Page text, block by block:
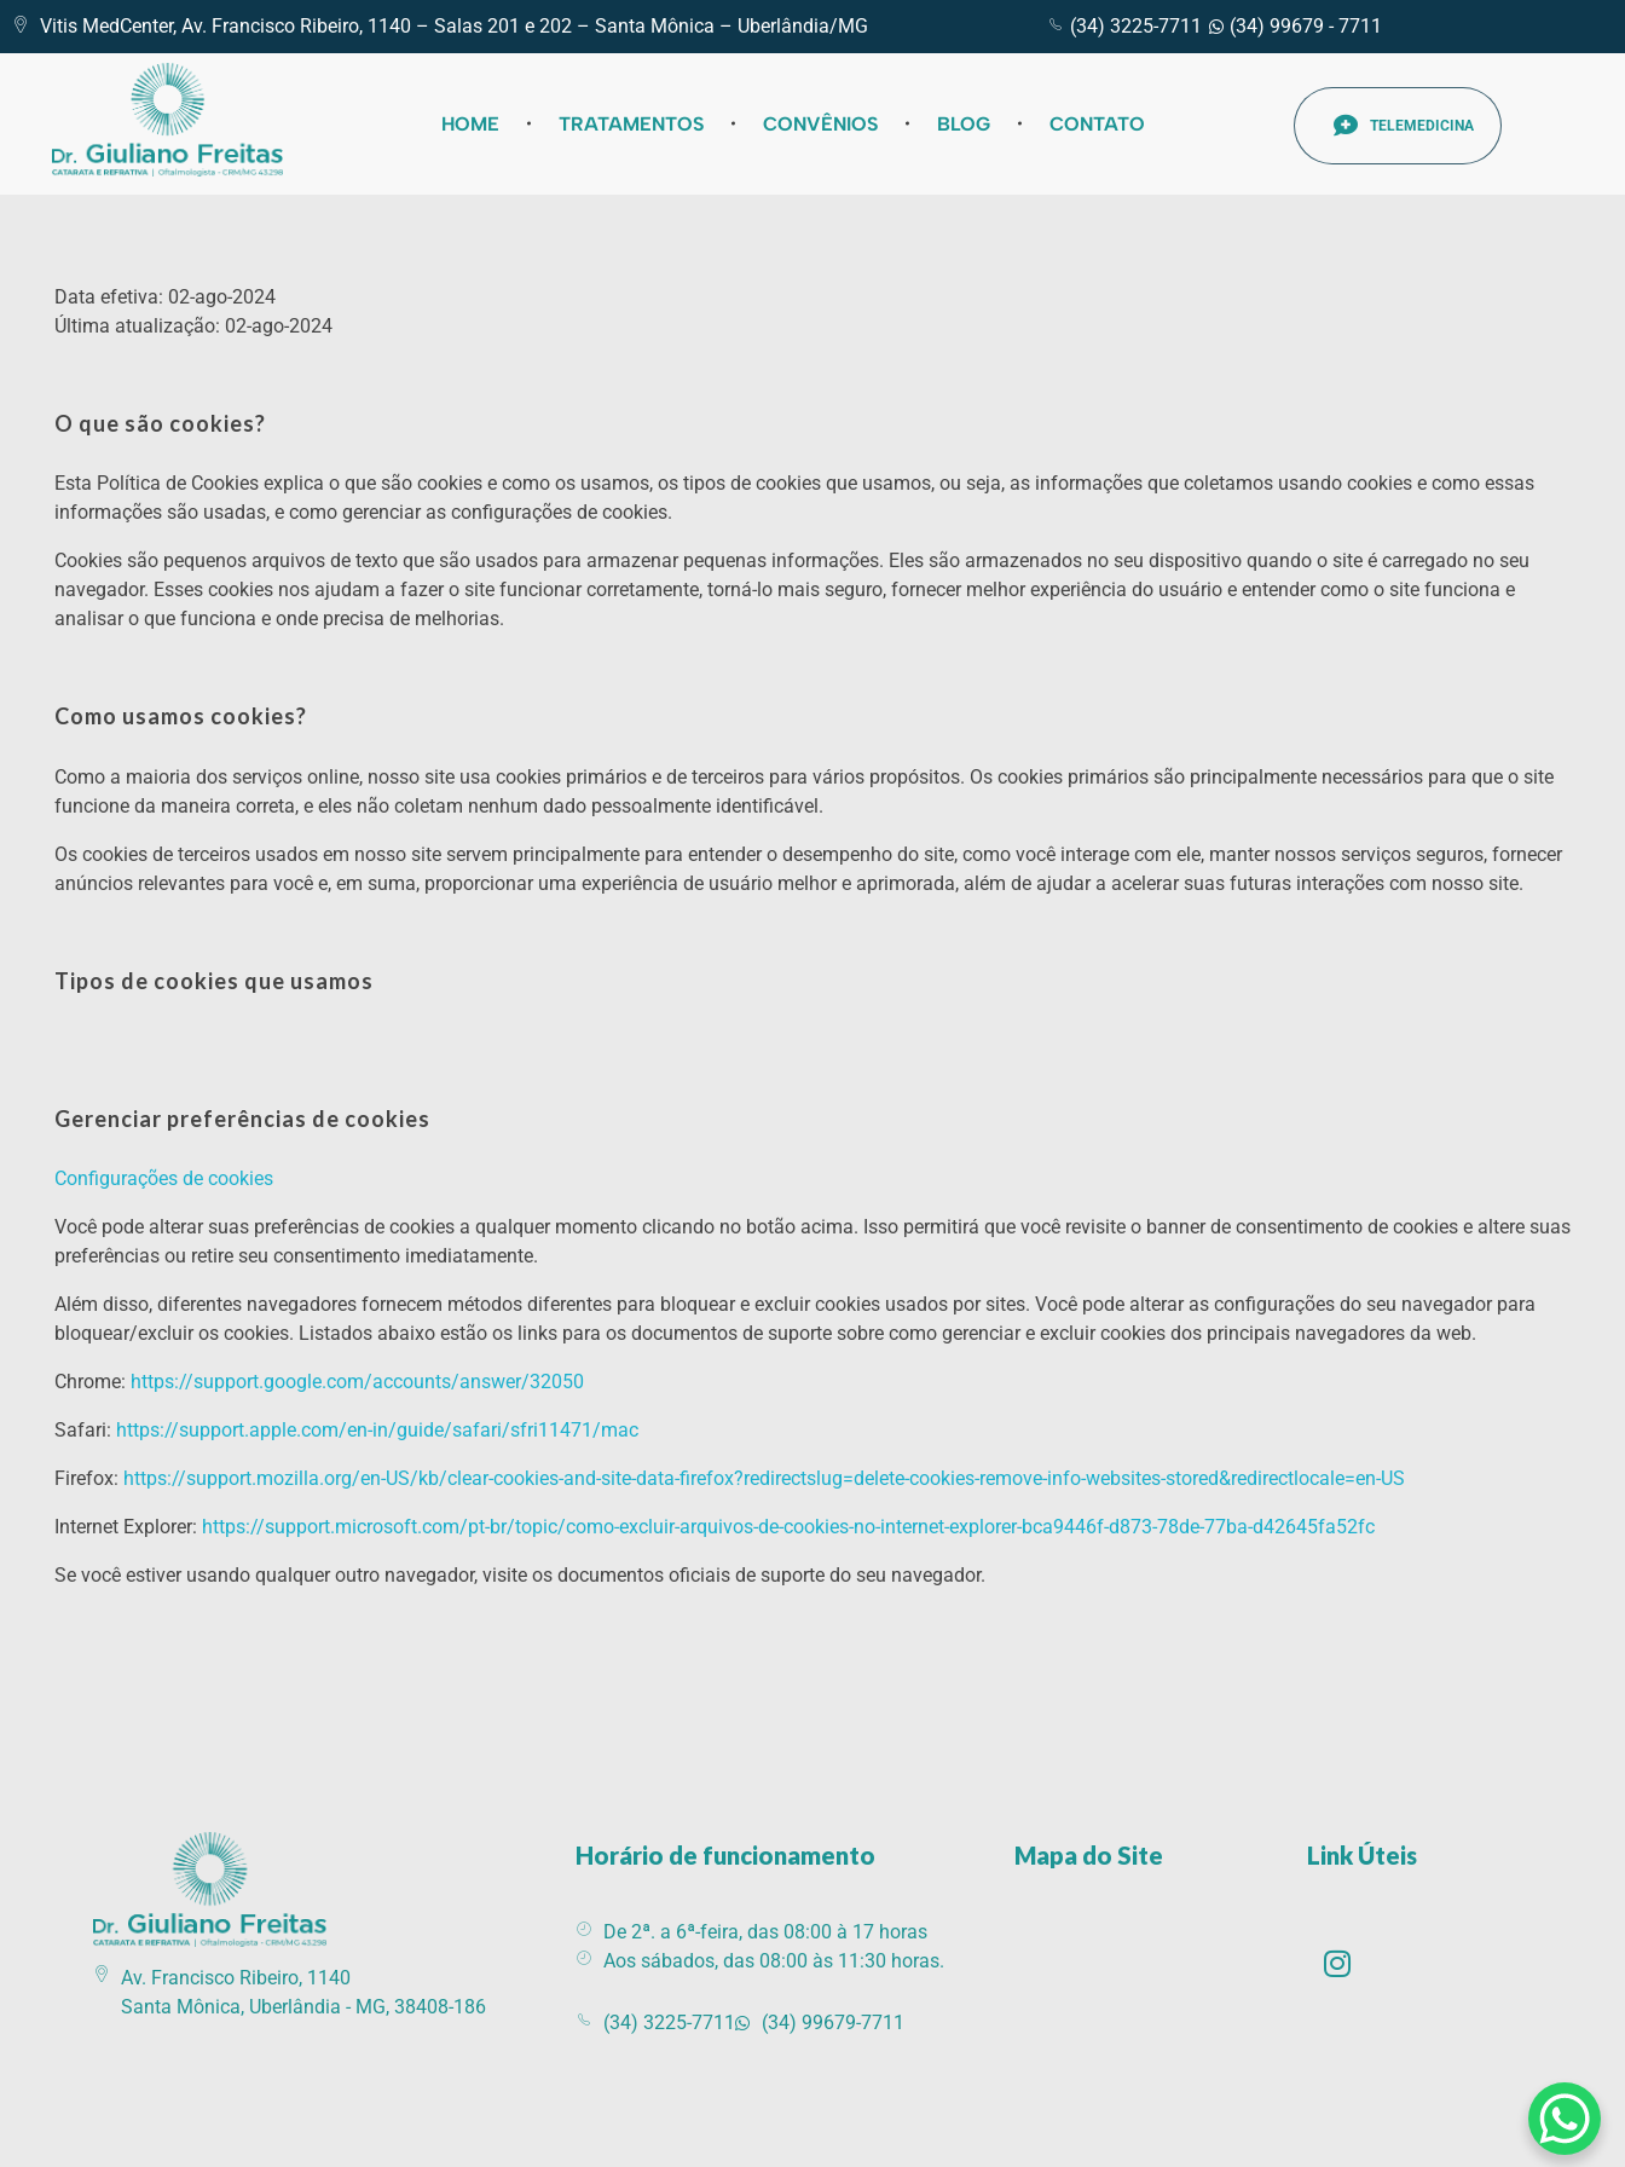
Vitis MedCenter, Av. Francisco Ribeiro, 1140 – Salas 201 e 202 – Santa Mônica – Uberlândia/MG (34) 3225-7711 (34) 99679 - 7711
HOME TRATAMENTOS CONVÊNIOS BLOG CONTATO TELEMEDICINA
Data efetiva: 02-ago-2024
Última atualização: 02-ago-2024
O que são cookies?
Esta Política de Cookies explica o que são cookies e como os usamos, os tipos de cookies que usamos, ou seja, as informações que coletamos usando cookies e como essas
informações são usadas, e como gerenciar as configurações de cookies.
Cookies são pequenos arquivos de texto que são usados ​​para armazenar pequenas informações. Eles são armazenados no seu dispositivo quando o site é carregado no seu
navegador. Esses cookies nos ajudam a fazer o site funcionar corretamente, torná-lo mais seguro, fornecer melhor experiência do usuário e entender como o site funciona e
analisar o que funciona e onde precisa de melhorias.
Como usamos cookies?
Como a maioria dos serviços online, nosso site usa cookies primários e de terceiros para vários propósitos. Os cookies primários são principalmente necessários para que o site
funcione da maneira correta, e eles não coletam nenhum dado pessoalmente identificável.
Os cookies de terceiros usados ​​em nosso site servem principalmente para entender o desempenho do site, como você interage com ele, manter nossos serviços seguros, fornecer
anúncios relevantes para você e, em suma, proporcionar uma experiência de usuário melhor e aprimorada, além de ajudar a acelerar suas futuras interações com nosso site.
Tipos de cookies que usamos
Gerenciar preferências de cookies
Configurações de cookies
Você pode alterar suas preferências de cookies a qualquer momento clicando no botão acima. Isso permitirá que você revisite o banner de consentimento de cookies e altere suas
preferências ou retire seu consentimento imediatamente.
Além disso, diferentes navegadores fornecem métodos diferentes para bloquear e excluir cookies usados ​​por sites. Você pode alterar as configurações do seu navegador para
bloquear/excluir os cookies. Listados abaixo estão os links para os documentos de suporte sobre como gerenciar e excluir cookies dos principais navegadores da web.
Chrome: https://support.google.com/accounts/answer/32050
Safari: https://support.apple.com/en-in/guide/safari/sfri11471/mac
Firefox: https://support.mozilla.org/en-US/kb/clear-cookies-and-site-data-firefox?redirectslug=delete-cookies-remove-info-websites-stored&redirectlocale=en-US
Internet Explorer: https://support.microsoft.com/pt-br/topic/como-excluir-arquivos-de-cookies-no-internet-explorer-bca9446f-d873-78de-77ba-d42645fa52fc
Se você estiver usando qualquer outro navegador, visite os documentos oficiais de suporte do seu navegador.
Av. Francisco Ribeiro, 1140
Santa Mônica, Uberlândia - MG, 38408-186
Horário de funcionamento
De 2ª. a 6ª-feira, das 08:00 à 17 horas
Aos sábados, das 08:00 às 11:30 horas.
(34) 3225-7711 (34) 99679-7711
Mapa do Site Link Úteis